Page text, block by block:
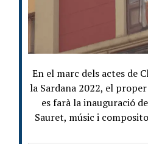
En el marc dels actes de
la Sardana 2022, el
es farà la inauguració
Sauret, músic i